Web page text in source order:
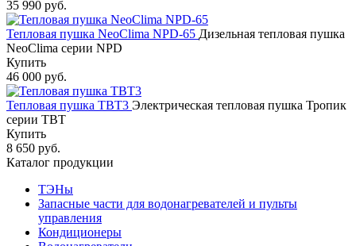
35 990 руб.
Тепловая пушка NeoClima NPD-65 Дизельная тепловая пушка
NeoClima серии NPD
Купить
46 000 руб.
Тепловая пушка ТВТ3 Электрическая тепловая пушка Тропик
серии ТВТ
Купить
8 650 руб.
Каталог продукции
ТЭНы
Запасные части для водонагревателей и пульты
управления
Кондиционеры